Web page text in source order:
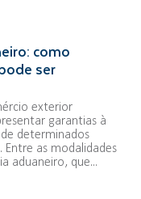
como
ser
exterior
garantias à
determinados
Entre as modalidades
aduaneiro, que...